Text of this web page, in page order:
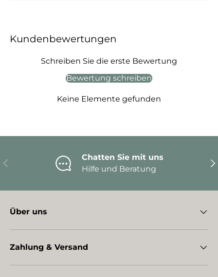
Kundenbewertungen
Schreiben Sie die erste Bewertung
Bewertung schreiben
Keine Elemente gefunden
Vorherige
Chatten Sie mit uns
Hilfe und Beratung
Über uns
Zahlung & Versand